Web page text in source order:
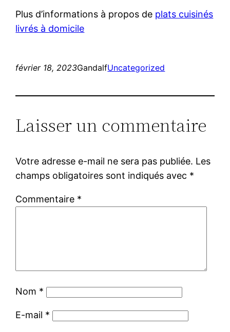
Plus d’informations à propos de plats cuisinés
livrés à domicile
février 18, 2023GandalfUncategorized
Laisser un commentaire
Votre adresse e-mail ne sera pas publiée. Les
champs obligatoires sont indiqués avec *
Commentaire *
Nom *
E-mail *